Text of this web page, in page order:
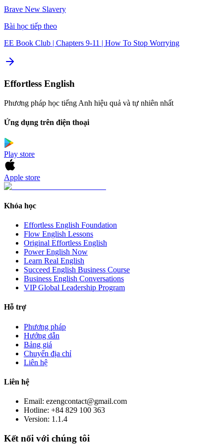
Brave New Slavery
Bài học tiếp theo
EE Book Club | Chapters 9-11 | How To Stop Worrying
Effortless English
Phương pháp học tiếng Anh hiệu quả và tự nhiên nhất
Ứng dụng trên điện thoại
Play store
Apple store
Khóa học
Effortless English Foundation
Flow English Lessons
Original Effortless English
Power English Now
Learn Real English
Succeed English Business Course
Business English Conversations
VIP Global Leadership Program
Hỗ trợ
Phương pháp
Hướng dẫn
Bảng giá
Chuyển địa chỉ
Liên hệ
Liên hệ
Email: ezengcontact@gmail.com
Hotline: +84 829 100 363
Version: 1.1.4
Kết nối với chúng tôi